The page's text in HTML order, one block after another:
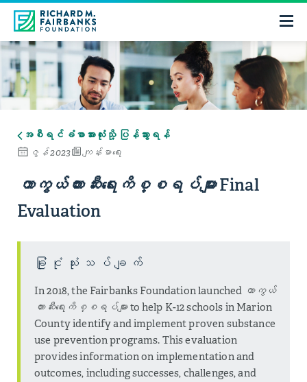
အစီရင်ခံစာအားလုံးသို့ ပြန်သွားရန်
ဇွန် 2023 ကျန်းမာရေး
ကာကွယ်တားဆီးရေးကိစ္စရပ်များFinal
Evaluation
ခြုံငုံသုံးသပ်ချက်
In 2018, the Fairbanks Foundation launched ကာကွယ်
တားဆီးရေးကိစ္စရပ်များto help K-12 schools in Marion
County identify and implement proven substance
use prevention programs. This evaluation
provides information on implementation and
outcomes, including successes, challenges, and